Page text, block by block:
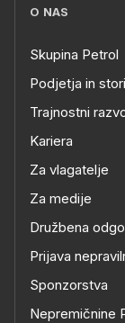
O NAS
Skupina Petrol
Podjetja in
Trajnostni
Kariera
Za vlagatelje
Za medije
Družbena
Prijava
Sponzorstva
Nepremičnine